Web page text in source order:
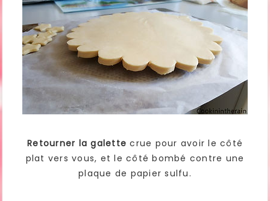
Retourner la galette crue pour avoir le côté
plat vers vous, et le côté bombé contre une
plaque de papier sulfu.